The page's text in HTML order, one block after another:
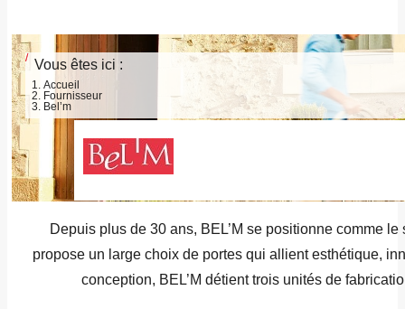
Vous êtes ici :
Accueil
Fournisseur
Bel’m
Depuis plus de 30 ans, BEL’M se positionne comme
propose un large choix de portes qui allient esthétique,
conception, BEL’M détient trois unités de